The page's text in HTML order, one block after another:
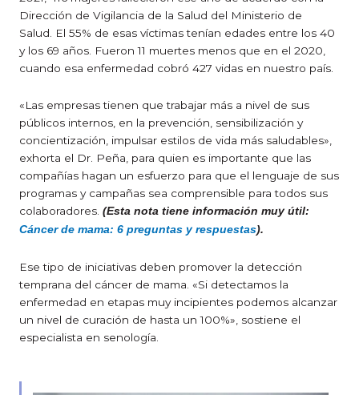
Dirección de Vigilancia de la Salud del Ministerio de
Salud. El 55% de esas víctimas tenían edades entre los 40
y los 69 años. Fueron 11 muertes menos que en el 2020,
cuando esa enfermedad cobró 427 vidas en nuestro país.
«Las empresas tienen que trabajar más a nivel de sus
públicos internos, en la prevención, sensibilización y
concientización, impulsar estilos de vida más saludables»,
exhorta el Dr. Peña, para quien es importante que las
compañías hagan un esfuerzo para que el lenguaje de sus
programas y campañas sea comprensible para todos sus
colaboradores. (Esta nota tiene información muy útil:
Cáncer de mama: 6 preguntas y respuestas).
Ese tipo de iniciativas deben promover la detección
temprana del cáncer de mama. «Si detectamos la
enfermedad en etapas muy incipientes podemos alcanzar
un nivel de curación de hasta un 100%», sostiene el
especialista en senología.